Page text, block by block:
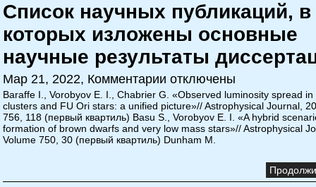
Список научных публикаций, в
которых изложены основные
научные результаты
Мар 21, 2022, Комментарии отключены
Baraffe I., Vorobyov E. I., Chabrier G. «Observed luminosity spread in
clusters and FU Ori stars: a unified picture»// Astrophysical Journal,
756, 118 (первый квартиль) Basu S., Vorobyov E. I. «A hybrid
formation of brown dwarfs and very low mass stars»// Astrophysical
Volume 750, 30 (первый квартиль) Dunham M.